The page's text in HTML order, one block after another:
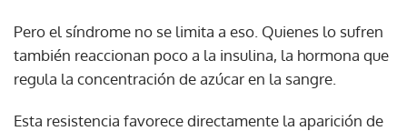
Pero el síndrome no se limita a eso. Quienes lo sufren
también reaccionan poco a la insulina, la hormona que
regula la concentración de azúcar en la sangre.
Esta resistencia favorece directamente la aparición de